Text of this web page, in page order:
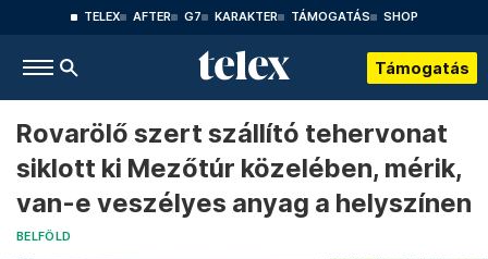
TELEX AFTER G7 KARAKTER TÁMOGATÁS SHOP
Támogatás
Rovarölő szert szállító tehervonat
siklott ki Mezőtúr közelében, mérik,
van-e veszélyes anyag a helyszínen
BELFÖLD